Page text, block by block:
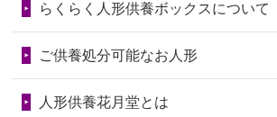
2026/06/24今は亡き両親が孫（私の
句に贈って...
2026/06/23ありがとうね
第71回人形供養祭令和6年8月1日(
第70回人形供養祭令和6年6月21日(
らくらく人形供養ボックスについて
ご供養処分可能なお人形
人形供養花月堂とは